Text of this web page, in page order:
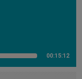
00:15:12